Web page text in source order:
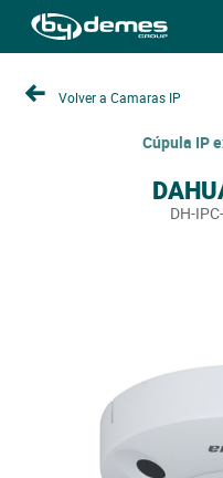
Volver a Camaras IP
Cúpula IP
DH-